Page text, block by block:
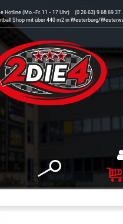
Hotline (Mo.-Fr. 11 - 17 Uhr) (0 26 63) 9 68 69 37
Shop mit über 440 m2 in Westerburg/